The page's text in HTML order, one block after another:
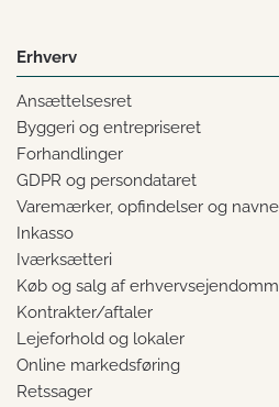
Erhverv
Ansættelsesret
Byggeri og entrepriseret
Forhandlinger
GDPR og persondataret
Varemærker, opfindelser og
Inkasso
Iværksætteri
Køb og salg af
Kontrakter/aftaler
Lejeforhold og lokaler
Online markedsføring
Retssager